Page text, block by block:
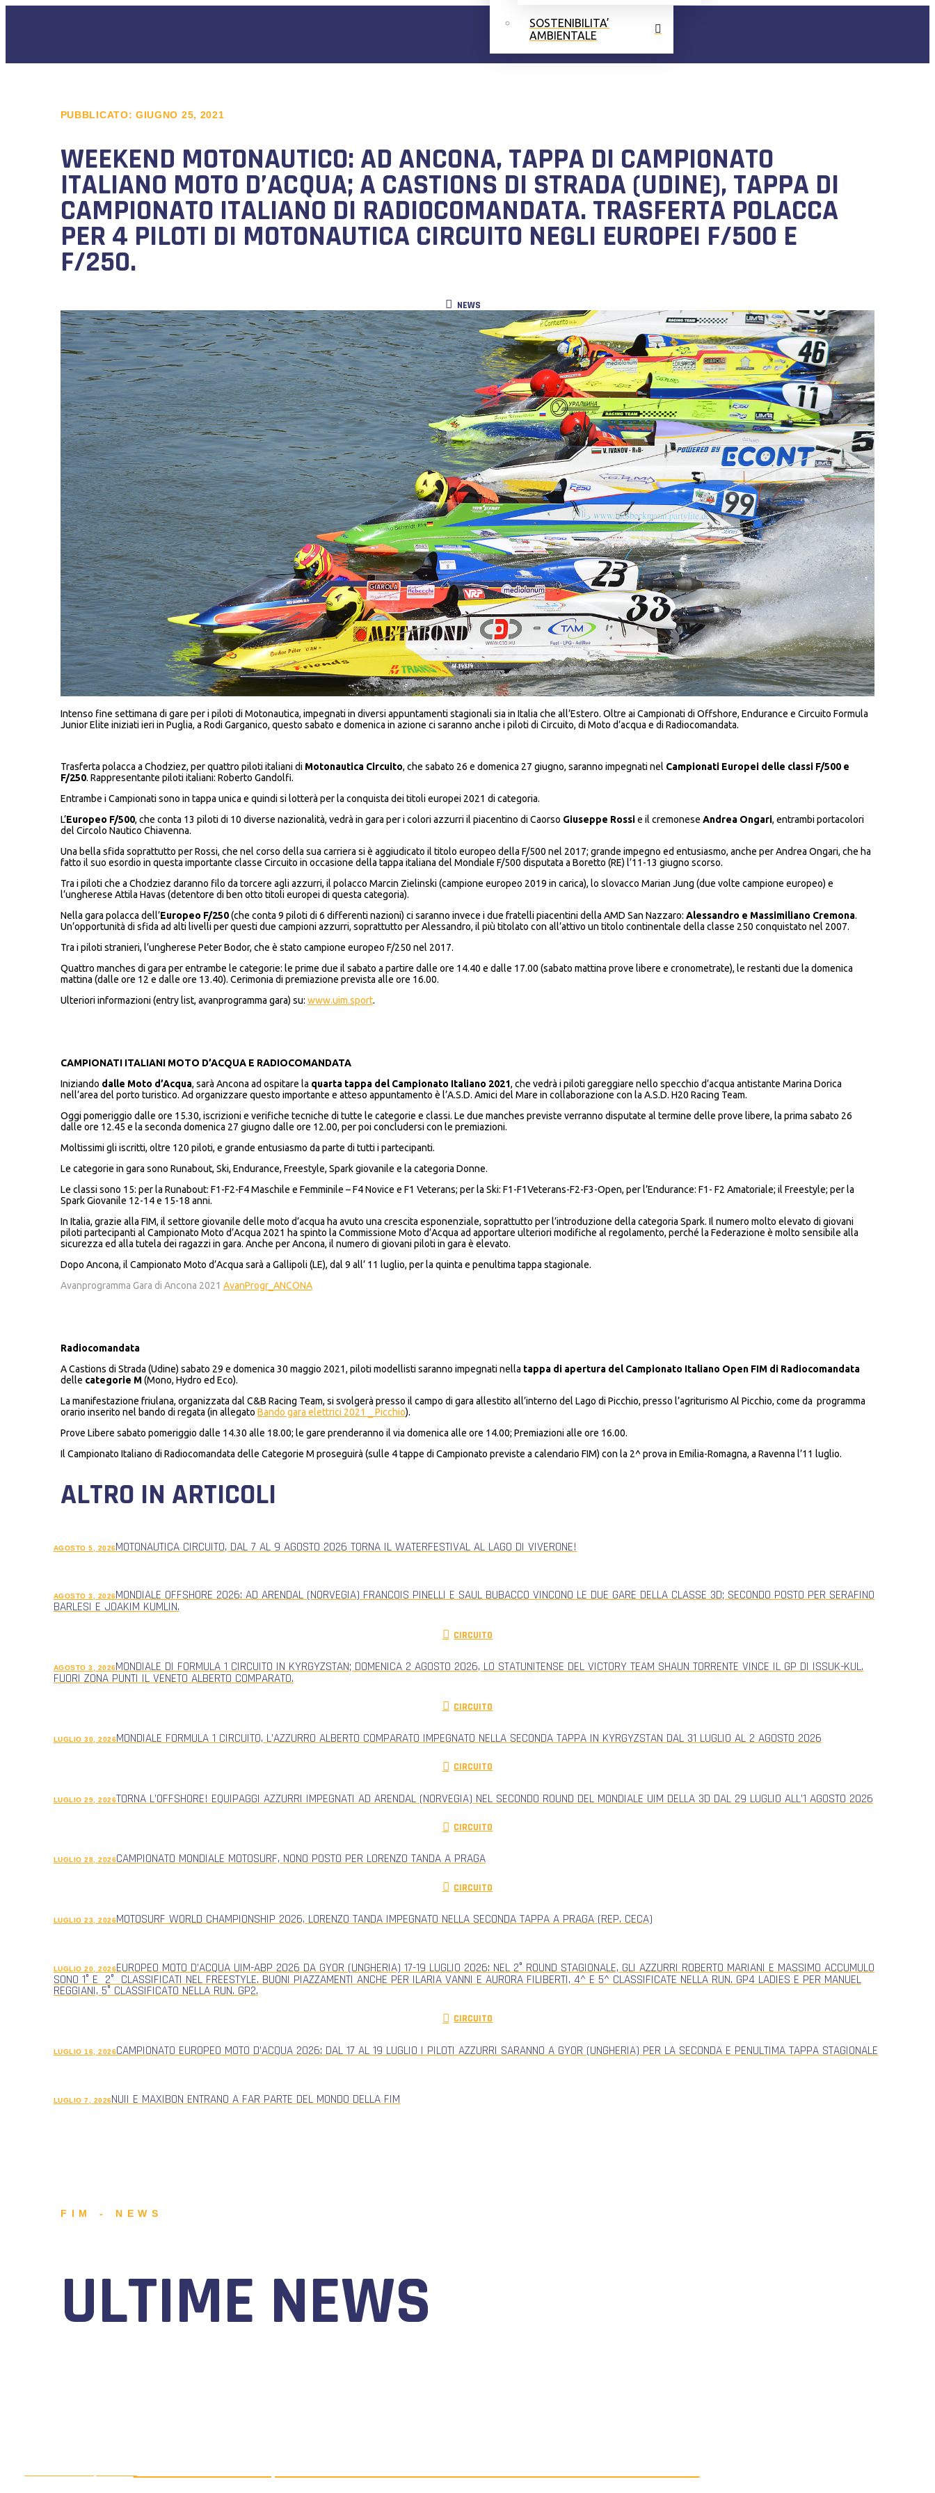
SOSTENIBILITA’
AMBIENTALE
PUBBLICATO:GIUGNO 25, 2021
WEEKEND MOTONAUTICO: AD ANCONA, TAPPA DI CAMPIONATO
ITALIANO MOTO D’ACQUA; A CASTIONS DI STRADA (UDINE), TAPPA DI
CAMPIONATO ITALIANO DI RADIOCOMANDATA. TRASFERTA POLACCA
PER 4 PILOTI DI MOTONAUTICA CIRCUITO NEGLI EUROPEI F/500 E
F/250.
NEWS
Intenso fine settimana di gare per i piloti di Motonautica, impegnati in diversi appuntamenti stagionali sia in Italia che all’Estero. Oltre ai Campionati di Offshore, Endurance e Circuito Formula
Junior Elite iniziati ieri in Puglia, a Rodi Garganico, questo sabato e domenica in azione ci saranno anche i piloti di Circuito, di Moto d’acqua e di Radiocomandata.
Trasferta polacca a Chodziez, per quattro piloti italiani di Motonautica Circuito, che sabato 26 e domenica 27 giugno, saranno impegnati nel Campionati Europei delle classi F/500 e
F/250. Rappresentante piloti italiani: Roberto Gandolfi.
Entrambe i Campionati sono in tappa unica e quindi si lotterà per la conquista dei titoli europei 2021 di categoria.
L’Europeo F/500, che conta 13 piloti di 10 diverse nazionalità, vedrà in gara per i colori azzurriil piacentino di Caorso Giuseppe Rossie il cremonese Andrea Ongari, entrambi portacolori
del Circolo Nautico Chiavenna.
Una bella sfida soprattutto per Rossi, che nel corso della sua carriera si è aggiudicato il titolo europeo della F/500 nel 2017; grande impegno ed entusiasmo, anche per Andrea Ongari, che ha
fatto il suo esordio in questa importante classe Circuito in occasione della tappa italiana del Mondiale F/500 disputata a Boretto (RE) l’11-13 giugno scorso.
Tra i piloti che a Chodziez daranno filo da torcere agli azzurri, il polacco Marcin Zielinski (campione europeo 2019 in carica), lo slovacco Marian Jung (due volte campione europeo) e
l’ungherese Attila Havas (detentore di ben otto titoli europei di questa categoria).
Nella gara polacca dell’Europeo F/250(che conta 9 piloti di 6 differenti nazioni) ci saranno invece i due fratelli piacentini della AMD San Nazzaro: Alessandro e Massimiliano Cremona.
Un’opportunità di sfida ad alti livelli per questi due campioni azzurri, soprattutto per Alessandro, il più titolato con all’attivo un titolo continentale della classe 250 conquistato nel 2007.
Tra i piloti stranieri, l’ungherese Peter Bodor, che è stato campione europeo F/250 nel 2017.
Quattro manches di gara per entrambe le categorie: le prime due il sabato a partire dalle ore 14.40 e dalle 17.00 (sabato mattina prove libere e cronometrate), le restanti due la domenica
mattina (dalle ore 12 e dalle ore 13.40). Cerimonia di premiazione prevista alle ore 16.00.
Ulteriori informazioni (entry list, avanprogramma gara) su: www.uim.sport.
CAMPIONATI ITALIANI MOTO D’ACQUA E RADIOCOMANDATA
Iniziando dalle Moto d’Acqua, sarà Ancona ad ospitare la quarta tappa del Campionato Italiano 2021, che vedrà i piloti gareggiare nello specchio d’acqua antistante Marina Dorica
nell’area del porto turistico. Ad organizzare questo importante e atteso appuntamento è l’A.S.D. Amici del Mare in collaborazione con la A.S.D. H20 Racing Team.
Oggi pomeriggio dalle ore 15.30, iscrizioni e verifiche tecniche di tutte le categorie e classi. Le due manches previste verranno disputate al termine delle prove libere, la prima sabato 26
dalle ore 12.45 e la seconda domenica 27 giugno dalle ore 12.00, per poi concludersi con le premiazioni.
Moltissimi gli iscritti, oltre 120 piloti, e grande entusiasmo da parte di tutti i partecipanti.
Le categorie in gara sono Runabout, Ski, Endurance, Freestyle, Spark giovanile e la categoria Donne.
Le classi sono 15: per la Runabout: F1-F2-F4 Maschile e Femminile – F4 Novice e F1 Veterans; per la Ski: F1-F1Veterans-F2-F3-Open, per l’Endurance: F1- F2 Amatoriale; il Freestyle; per la
Spark Giovanile 12-14 e 15-18 anni.
In Italia, grazie alla FIM, il settore giovanile delle moto d’acqua ha avuto una crescita esponenziale, soprattutto per l’introduzione della categoria Spark. Il numero molto elevato di giovani
piloti partecipanti al Campionato Moto d’Acqua 2021 ha spinto la Commissione Moto d’Acqua ad apportare ulteriori modifiche al regolamento, perché la Federazione è molto sensibile alla
sicurezza ed alla tutela dei ragazzi in gara. Anche per Ancona, il numero di giovani piloti in gara è elevato.
Dopo Ancona, il Campionato Moto d’Acqua sarà a Gallipoli (LE), dal 9 all’ 11 luglio, per la quinta e penultima tappa stagionale.
Avanprogramma Gara di Ancona 2021 AvanProgr_ANCONA
Radiocomandata
A Castions di Strada (Udine) sabato 29 e domenica 30 maggio 2021, piloti modellisti saranno impegnati nella tappa di apertura del Campionato Italiano Open FIM di Radiocomandata
delle categorie M(Mono, Hydro ed Eco).
La manifestazione friulana, organizzata dal C&B Racing Team, si svolgerà presso il campo di gara allestito all’interno del Lago di Picchio, presso l’agriturismo Al Picchio, come da programma
orario inserito nel bando di regata (in allegato Bando gara elettrici 2021 _ Picchio).
Prove Libere sabato pomeriggio dalle 14.30 alle 18.00; le gare prenderanno il via domenica alle ore 14.00; Premiazioni alle ore 16.00.
Il Campionato Italiano di Radiocomandata delle Categorie M proseguirà (sulle 4 tappe di Campionato previste a calendario FIM) con la 2^ prova in Emilia-Romagna, a Ravenna l’11 luglio.
ALTRO IN ARTICOLI
AGOSTO 5, 2026MOTONAUTICA CIRCUITO, DAL 7 AL 9 AGOSTO 2026 TORNA IL WATERFESTIVAL AL LAGO DI VIVERONE!
AGOSTO 3, 2026MONDIALE OFFSHORE 2026: AD ARENDAL (NORVEGIA) FRANCOIS PINELLI E SAUL BUBACCO VINCONO LE DUE GARE DELLA CLASSE 3D; SECONDO POSTO PER SERAFINO
BARLESI E JOAKIM KUMLIN.
CIRCUITO
AGOSTO 3, 2026MONDIALE DI FORMULA 1 CIRCUITO IN KYRGYZSTAN; DOMENICA 2 AGOSTO 2026, LO STATUNITENSE DEL VICTORY TEAM SHAUN TORRENTE VINCE IL GP DI ISSUK-KUL.
FUORI ZONA PUNTI IL VENETO ALBERTO COMPARATO.
CIRCUITO
LUGLIO 30, 2026MONDIALE FORMULA 1 CIRCUITO, L’AZZURRO ALBERTO COMPARATO IMPEGNATO NELLA SECONDA TAPPA IN KYRGYZSTAN DAL 31 LUGLIO AL 2 AGOSTO 2026
CIRCUITO
LUGLIO 29, 2026TORNA L’OFFSHORE! EQUIPAGGI AZZURRI IMPEGNATI AD ARENDAL (NORVEGIA) NEL SECONDO ROUND DEL MONDIALE UIM DELLA 3D DAL 29 LUGLIO ALL’1 AGOSTO 2026
CIRCUITO
LUGLIO 28, 2026CAMPIONATO MONDIALE MOTOSURF, NONO POSTO PER LORENZO TANDA A PRAGA
CIRCUITO
LUGLIO 23, 2026MOTOSURF WORLD CHAMPIONSHIP 2026, LORENZO TANDA IMPEGNATO NELLA SECONDA TAPPA A PRAGA (REP. CECA)
LUGLIO 20, 2026EUROPEO MOTO D’ACQUA UIM-ABP 2026 DA GYOR (UNGHERIA) 17-19 LUGLIO 2026: NEL 2° ROUND STAGIONALE, GLI AZZURRI ROBERTO MARIANI E MASSIMO ACCUMULO
SONO 1° E 2° CLASSIFICATI NEL FREESTYLE. BUONI PIAZZAMENTI ANCHE PER ILARIA VANNI E AURORA FILIBERTI, 4^ E 5^ CLASSIFICATE NELLA RUN. GP4 LADIES E PER MANUEL
REGGIANI, 5° CLASSIFICATO NELLA RUN. GP2.
CIRCUITO
LUGLIO 16, 2026CAMPIONATO EUROPEO MOTO D’ACQUA 2026: DAL 17 AL 19 LUGLIO I PILOTI AZZURRI SARANNO A GYOR (UNGHERIA) PER LA SECONDA E PENULTIMA TAPPA STAGIONALE
LUGLIO 7, 2026NUII E MAXIBON ENTRANO A FAR PARTE DEL MONDO DELLA FIM
FIM - NEWS
ULTIME NEWS